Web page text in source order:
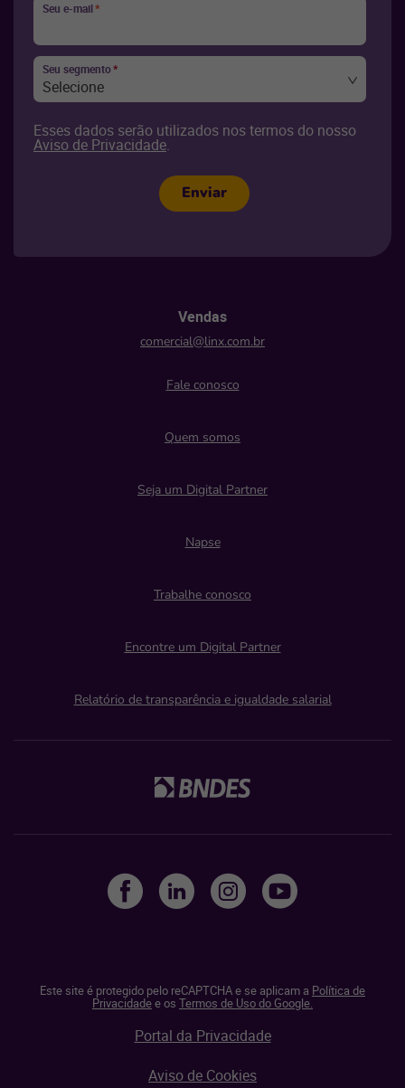
Seu e-mail*
Seu segmento*
Selecione
Esses dados serão utilizados nos termos do nosso
Aviso de Privacidade.
Enviar
Vendas
comercial@linx.com.br
Fale conosco
Quem somos
Seja um Digital Partner
Napse
Trabalhe conosco
Encontre um Digital Partner
Relatório de transparência e igualdade salarial
Este site é protegido pelo reCAPTCHA e se aplicam a Política de
Privacidadee os Termos de Uso do Google.
Portal da Privacidade
Aviso de Cookies